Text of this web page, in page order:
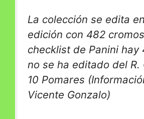
La colección se edita
edición con 482
checklist de Panini hay
no se ha editado del R.
10 Pomares
Vicente Gonzalo)